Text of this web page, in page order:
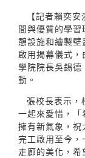
【記者賴奕
間與優質的學
憩設施和繪製
啟用揭幕儀式
學院院長吳錫
動。
張校長表示，
一起來愛惜，「
擁有新氣象，
完工啟用至今
走廊的美化，希